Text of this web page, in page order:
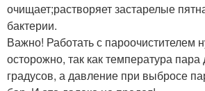
очищает;растворяет застарелые
бактерии.
Важно! Работать с пароочистителем
осторожно, так как температура
градусов, а давление при выбросе